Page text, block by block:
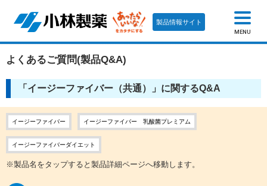
製品情報サイト
MENU
よくあるご質問(製品Q&A)
「イージーファイバー（共通）」に関するQ&A
イージーファイバー イージーファイバー 乳酸菌プレミアム
イージーファイバーダイエット
※製品名をタップすると製品詳細ページへ移動します。